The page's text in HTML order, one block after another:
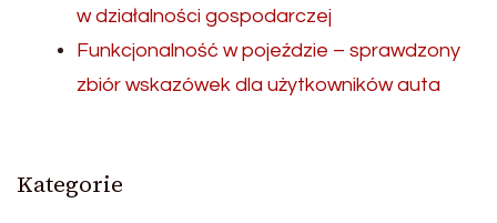
w działalności gospodarczej
Funkcjonalność w pojeździe – sprawdzony
zbiór wskazówek dla użytkowników auta
Kategorie